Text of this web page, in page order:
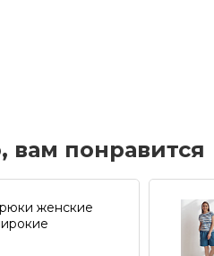
вам понравится
женские